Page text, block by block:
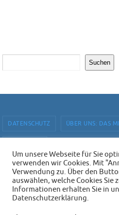
Suchen
DATENSCHUTZ ÜBER UNS: DAS
Mir geht's gut - Magazin mit
ausgewählten
Präsentiert von
Um unsere Webseite für Sie
verwenden wir Cookies. Mit
Verwendung zu. Über den
auswählen, welche Cookies Sie
Informationen erhalten Sie in
Datenschutzerklärung.